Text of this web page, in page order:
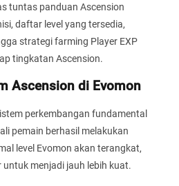
tuntas panduan Ascension
daftar level yang tersedia,
strategi farming Player EXP
tingkatan Ascension.
Ascension di Evomon
perkembangan fundamental
pemain berhasil melakukan
level Evomon akan terangkat,
menjadi jauh lebih kuat.